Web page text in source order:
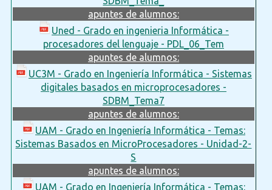
apuntes de alumnos:
Uned - Grado en ingenieria Informática -
procesadores del lenguaje - PDL_06_Tem
apuntes de alumnos:
UC3M - Grado en Ingeniería Informática - Sistemas
digitales basados en microprocesadores -
SDBM_Tema7
apuntes de alumnos:
UAM - Grado en Ingeniería Informática - Temas:
Sistemas Basados en MicroProcesadores - Unidad-2-
S
apuntes de alumnos:
UAM - Grado en Ingeniería Informática - Temas: